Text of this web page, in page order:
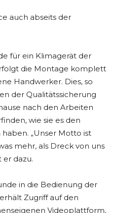
auch abseits der
für ein Klimagerät der
die Montage komplett
Handwerker. Dies, so
der Qualitätssicherung
nach den Arbeiten
wie sie es den
„Unser Motto ist
mehr, als Dreck von uns
er dazu.
in die Bedienung der
Zugriff auf den
Videoplattform,